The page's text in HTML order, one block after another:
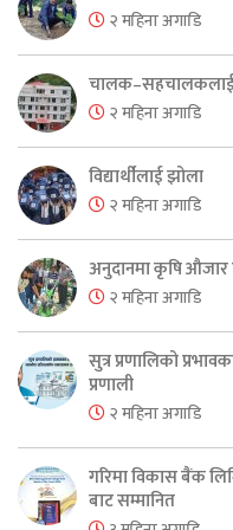
२ महिना अगाडि
चालक–सहचालकलाई
२ महिना अगाडि
विद्यार्थीलाई झोला
२ महिना अगाडि
अनुदानमा कृषि
२ महिना अगाडि
सुत्र प्रणालिको
प्रणाली
२ महिना अगाडि
गरिमा विकास बैंक
बाट सम्मानित